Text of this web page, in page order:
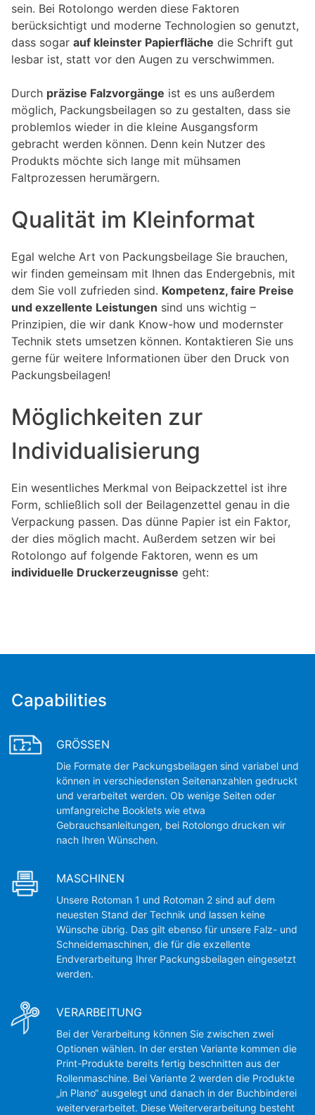
sein. Bei Rotolongo werden diese Faktoren
berücksichtigt und moderne Technologien so genutzt,
dass sogar auf kleinster Papierfläche die Schrift gut
lesbar ist, statt vor den Augen zu verschwimmen.
Durch präzise Falzvorgänge ist es uns außerdem
möglich, Packungsbeilagen so zu gestalten, dass sie
problemlos wieder in die kleine Ausgangsform
gebracht werden können. Denn kein Nutzer des
Produkts möchte sich lange mit mühsamen
Faltprozessen herumärgern.
Qualität im Kleinformat
Egal welche Art von Packungsbeilage Sie brauchen,
wir finden gemeinsam mit Ihnen das Endergebnis, mit
dem Sie voll zufrieden sind. Kompetenz, faire Preise
und exzellente Leistungen sind uns wichtig –
Prinzipien, die wir dank Know-how und modernster
Technik stets umsetzen können. Kontaktieren Sie uns
gerne für weitere Informationen über den Druck von
Packungsbeilagen!
Möglichkeiten zur
Individualisierung
Ein wesentliches Merkmal von Beipackzettel ist ihre
Form, schließlich soll der Beilagenzettel genau in die
Verpackung passen. Das dünne Papier ist ein Faktor,
der dies möglich macht. Außerdem setzen wir bei
Rotolongo auf folgende Faktoren, wenn es um
individuelle Druckerzeugnisse geht:
Capabilities
GRÖSSEN
Die Formate der Packungsbeilagen sind variabel und
können in verschiedensten Seitenanzahlen gedruckt
und verarbeitet werden. Ob wenige Seiten oder
umfangreiche Booklets wie etwa
Gebrauchsanleitungen, bei Rotolongo drucken wir
nach Ihren Wünschen.
MASCHINEN
Unsere Rotoman 1 und Rotoman 2 sind auf dem
neuesten Stand der Technik und lassen keine
Wünsche übrig. Das gilt ebenso für unsere Falz- und
Schneidemaschinen, die für die exzellente
Endverarbeitung Ihrer Packungsbeilagen eingesetzt
werden.
VERARBEITUNG
Bei der Verarbeitung können Sie zwischen zwei
Optionen wählen. In der ersten Variante kommen die
Print-Produkte bereits fertig beschnitten aus der
Rollenmaschine. Bei Variante 2 werden die Produkte
„in Plano“ ausgelegt und danach in der Buchbinderei
weiterverarbeitet. Diese Weiterverarbeitung besteht